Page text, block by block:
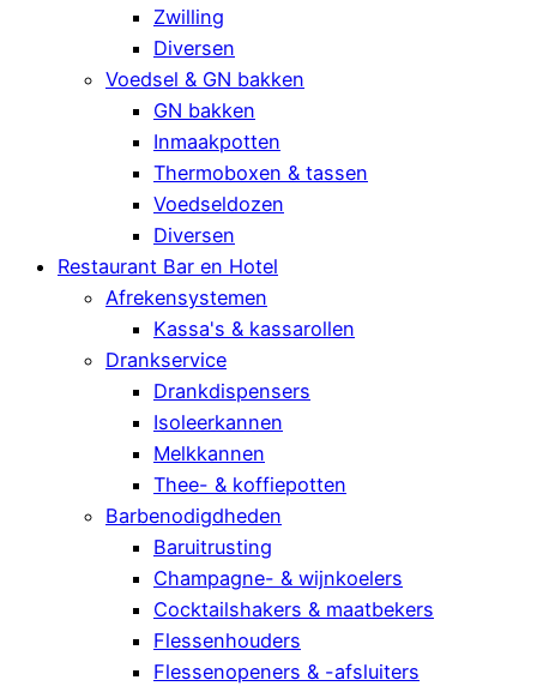
Zwilling
Diversen
Voedsel & GN bakken
GN bakken
Inmaakpotten
Thermoboxen & tassen
Voedseldozen
Diversen
Restaurant Bar en Hotel
Afrekensystemen
Kassa's & kassarollen
Drankservice
Drankdispensers
Isoleerkannen
Melkkannen
Thee- & koffiepotten
Barbenodigdheden
Baruitrusting
Champagne- & wijnkoelers
Cocktailshakers & maatbekers
Flessenhouders
Flessenopeners & -afsluiters